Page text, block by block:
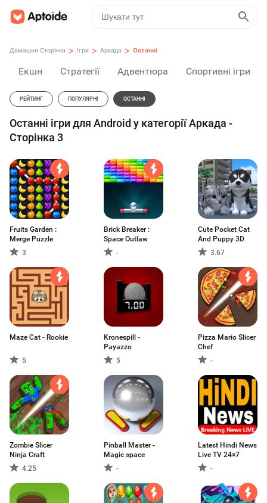
Домашня Сторінка > Ігри > Аркада > Останні
Екшн Стратегії Адвентюра Спортивні ігри
РЕЙТИНГ ПОПУЛЯРНІ ОСТАННІ
Останні ігри для Android у категорії Аркада -
Сторінка 3
Fruits Garden :
Merge Puzzle
3
Brick Breaker :
Space Outlaw
-
Cute Pocket Cat
And Puppy 3D
3.67
Maze Cat - Rookie
5
Kronespill -
Payazzo
5
Pizza Mario Slicer
Chef
-
Zombie Slicer
Ninja Craft
4.25
Pinball Master -
Magic space
-
Latest Hindi News
Live TV 24×7
-